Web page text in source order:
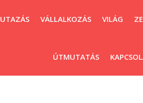
UTAZÁS VÁLLALKOZÁS VILÁG
ÚTMUTATÁS